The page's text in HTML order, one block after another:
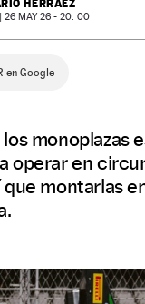
HERRÁEZ
26 MAY 26 - 20: 00
en Google
monoplazas
operar en
montarlas